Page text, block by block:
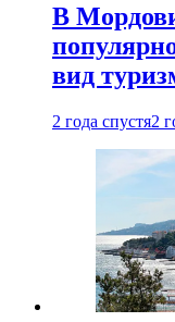
В
вид
2 года спустя2